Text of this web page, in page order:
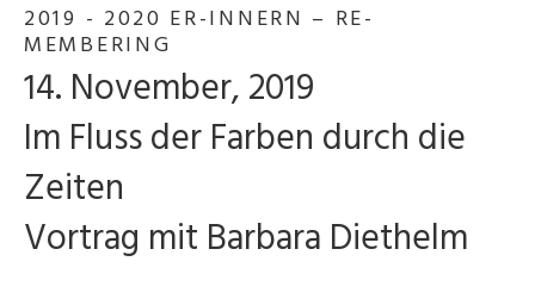
2019 - 2020 ER-INNERN – RE-
MEMBERING
14. November, 2019
Im Fluss der Farben durch die
Zeiten
Vortrag mit Barbara Diethelm